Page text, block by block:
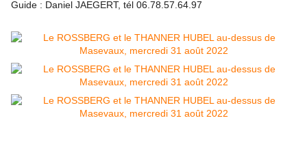
Guide : Daniel JAEGERT, tél 06.78.57.64.97